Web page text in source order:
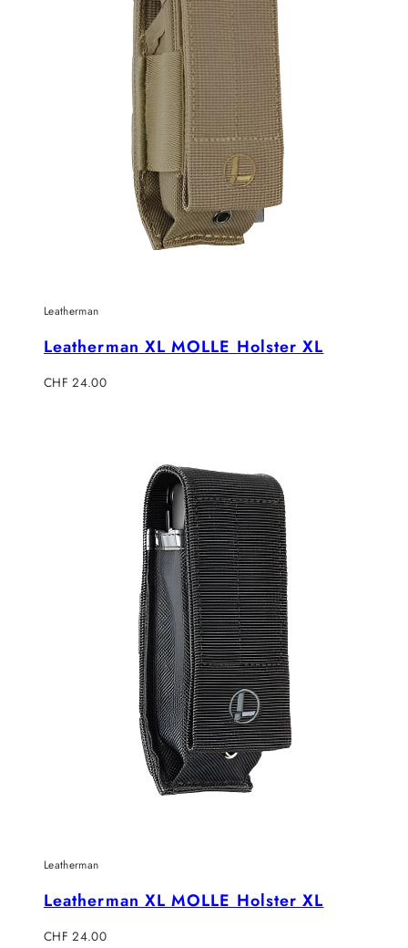
Leatherman
Leatherman XL MOLLE Holster XL
Regulärer
CHF 24.00
Leatherman
Leatherman XL MOLLE Holster XL
Regulärer
CHF 24.00